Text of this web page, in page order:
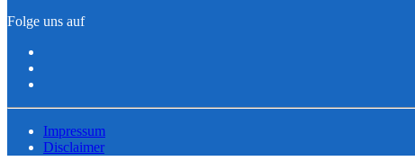
Folge uns auf
Impressum
Disclaimer